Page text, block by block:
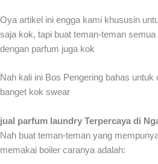
Oya artikel ini engga kami khususin
saja kok, tapi buat teman-teman
dengan parfum juga kok
Nah kali ini Bos Pengering bahas
banget kok swear
jual parfum laundry Terpercaya di
Nah buat teman-teman yang
memakai boiler caranya adalah: